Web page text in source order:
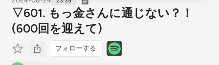
▽601. もっ金さんに通じない？！
(600回を迎えて)
フォローする